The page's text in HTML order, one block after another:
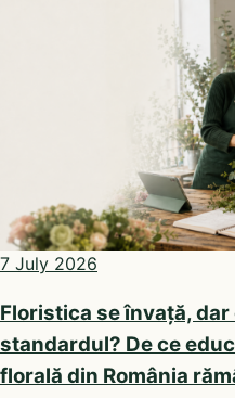
7 July 2026
Floristica se învață,
standardul? De ce
florală din România